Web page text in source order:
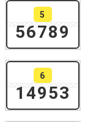
5
56789
6
14953